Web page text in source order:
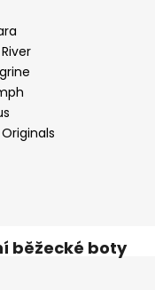
běžecké boty